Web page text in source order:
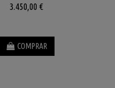
3.450,00 €
COMPRAR